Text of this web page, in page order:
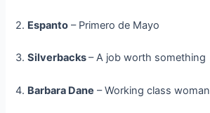
2. Espanto – Primero de Mayo
3.Silverbacks– A job worth something
4. Barbara Dane – Working class woman